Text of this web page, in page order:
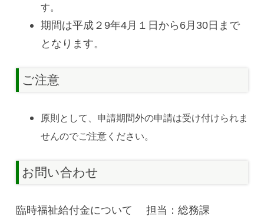
す。
期間は平成２9年4月１日から6月30日まで
となります。
ご注意
原則として、申請期間外の申請は受け付けられま
せんのでご注意ください。
お問い合わせ
臨時福祉給付金について 担当：総務課